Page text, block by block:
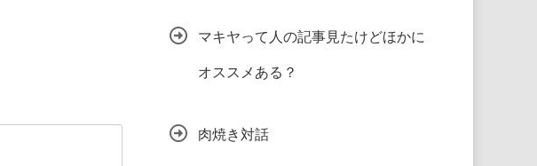
マキヤって人の記事見たけどほかに
オススメある？
肉焼き対話